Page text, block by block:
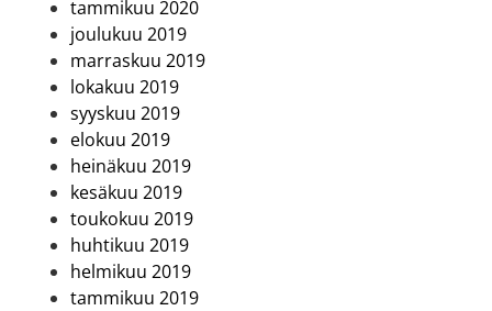
tammikuu 2020
joulukuu 2019
marraskuu 2019
lokakuu 2019
syyskuu 2019
elokuu 2019
heinäkuu 2019
kesäkuu 2019
toukokuu 2019
huhtikuu 2019
helmikuu 2019
tammikuu 2019